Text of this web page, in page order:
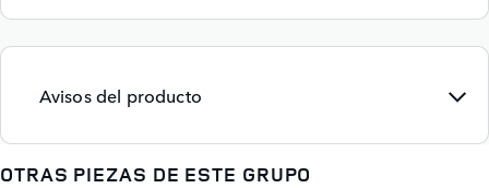
Avisos del producto
OTRAS PIEZAS DE ESTE GRUPO